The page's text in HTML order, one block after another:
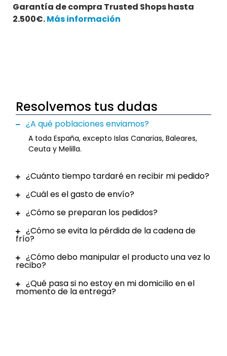
Garantía de compra Trusted Shops hasta
2.500€.Más información
Resolvemos tus dudas
¿A qué poblaciones enviamos?
A toda España, excepto Islas Canarias, Baleares,
Ceuta y Melilla.
¿Cuánto tiempo tardaré en recibir mi pedido?
¿Cuál es el gasto de envío?
¿Cómo se preparan los pedidos?
¿Cómo se evita la pérdida de la cadena de
frío?
¿Cómo debo manipular el producto una vez lo
recibo?
¿Qué pasa si no estoy en mi domicilio en el
momento de la entrega?